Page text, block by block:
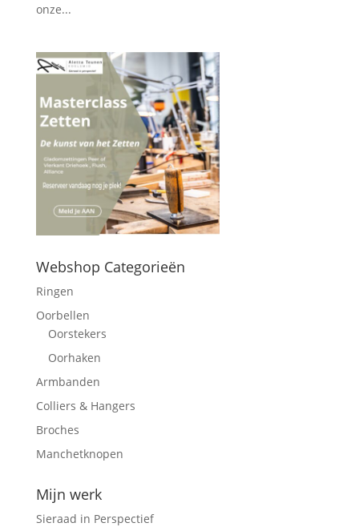
onze...
Webshop Categorieën
Ringen
Oorbellen
Oorstekers
Oorhaken
Armbanden
Colliers & Hangers
Broches
Manchetknopen
Mijn werk
Sieraad in Perspectief